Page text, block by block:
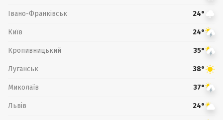
Івано-Франківськ 24°
Київ 24°
Кропивницький 35°
Луганськ 38°
Миколаїв 37°
Львів 24°